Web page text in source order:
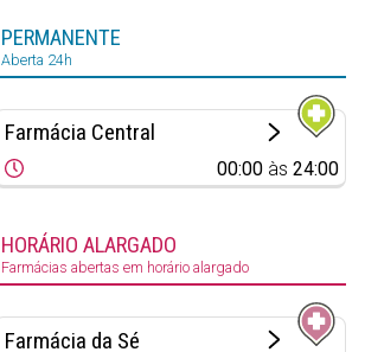
PERMANENTE
Aberta 24h
Farmácia Central
00:00 às24:00
HORÁRIO ALARGADO
Farmácias abertas em horário alargado
Farmácia da Sé